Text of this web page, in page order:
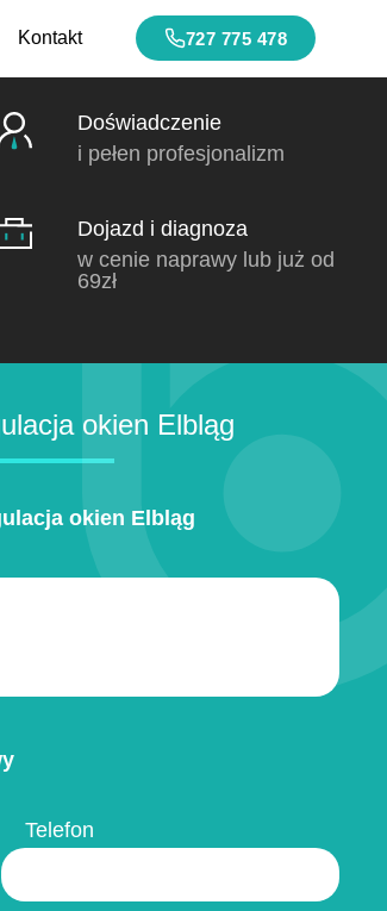
Kontakt 727 775 478
Doświadczenie
i pełen profesjonalizm
Dojazd i diagnoza
w cenie naprawy lub już od
69zł
okien Elbląg
okien Elbląg
Telefon